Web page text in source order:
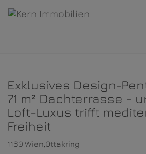
Exklusives Design-
71 m² Dachterrasse -
Loft-Luxus trifft
Freiheit
1160 Wien,Ottakring